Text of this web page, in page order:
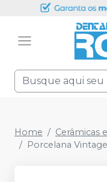
Home Cerâmicas
Porcelana